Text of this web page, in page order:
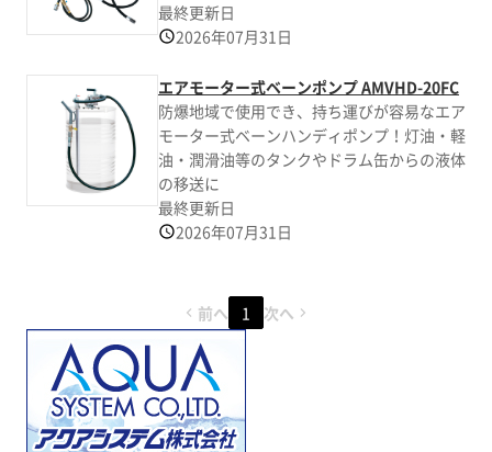
最終更新日
2026年07月31日
エアモーター式ベーンポンプ AMVHD-20FC
防爆地域で使用でき、持ち運びが容易なエア
モーター式ベーンハンディポンプ！灯油・軽
油・潤滑油等のタンクやドラム缶からの液体
の移送に
最終更新日
2026年07月31日
前へ 1 次へ